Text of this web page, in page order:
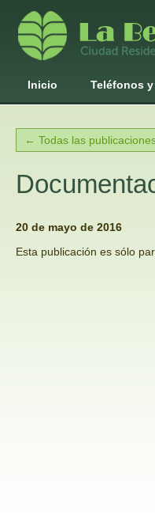
Inicio
Teléfonos
← Todas las
20 de mayo de 2016
Esta publicación es sólo